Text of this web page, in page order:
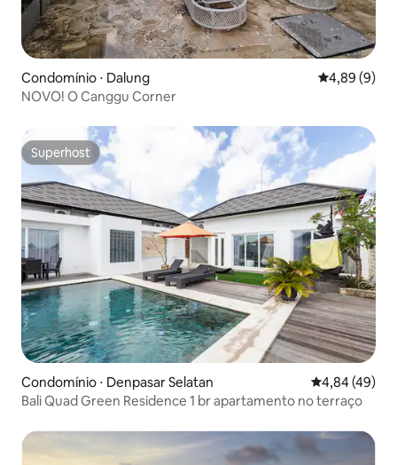
Condomínio ⋅ Dalung 4,89 de uma
4,89 (9)
NOVO! O Canggu Corner
Superhost
Superhost
Condomínio ⋅ Denpasar Selatan 4,84 de uma
4,84 (49)
Bali Quad Green Residence 1 br apartamento no terraço